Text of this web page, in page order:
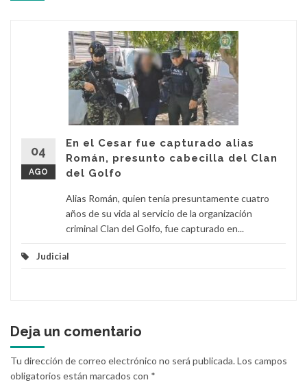
04
AGO
En el Cesar fue capturado alias
Román, presunto cabecilla del Clan
del Golfo
Alias Román, quien tenía presuntamente cuatro
años de su vida al servicio de la organización
criminal Clan del Golfo, fue capturado en...
Judicial
Deja un comentario
Tu dirección de correo electrónico no será publicada.Los campos
obligatorios están marcados con *